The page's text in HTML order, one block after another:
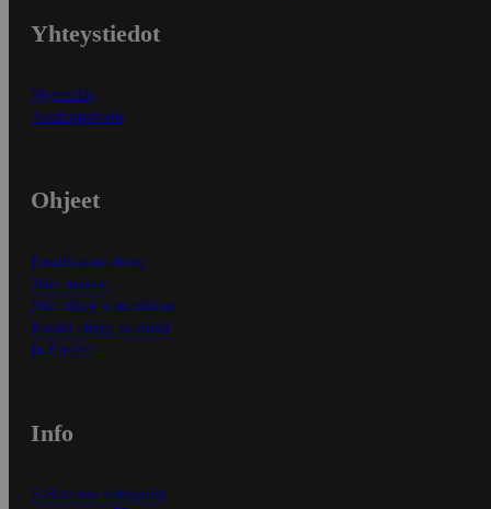
Yhteystiedot
Myymälät
Asiakaspalvelu
Ohjeet
Ensitilaajan ohjeet
Näin maksat
Näin tilaat ja muokkaat
Kaikki ohjeet ja vinkit
In English
Info
S-Business yrityksille